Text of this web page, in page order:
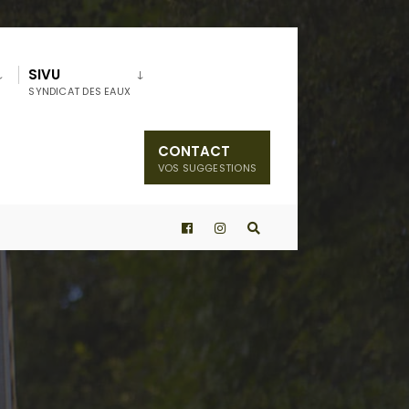
SIVU
SYNDICAT DES EAUX
CONTACT
VOS SUGGESTIONS